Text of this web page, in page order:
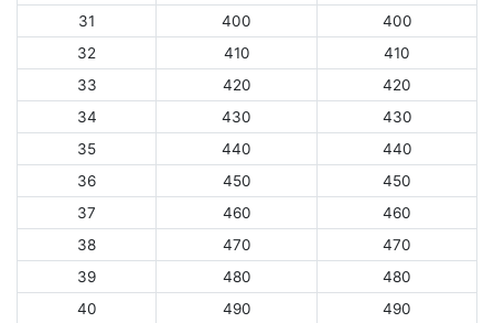
31
400
400
32
410
410
33
420
420
34
430
430
35
440
440
36
450
450
37
460
460
38
470
470
39
480
480
40
490
490